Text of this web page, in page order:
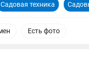
Садовая техника
Есть фото